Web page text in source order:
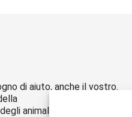
di aiuto, anche il vostro.
animali PSA.